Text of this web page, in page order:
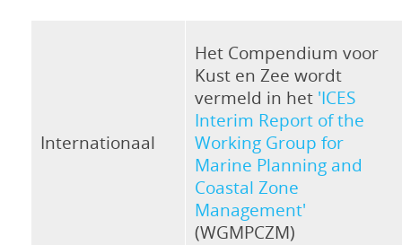
Internationaal
Het Compendium voor
Kust en Zee wordt
vermeld in het 'ICES
Interim Report of the
Working Group for
Marine Planning and
Coastal Zone
Management'
(WGMPCZM)